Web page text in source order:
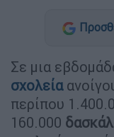
Σε μια
σχολεία
περίπου
160.000